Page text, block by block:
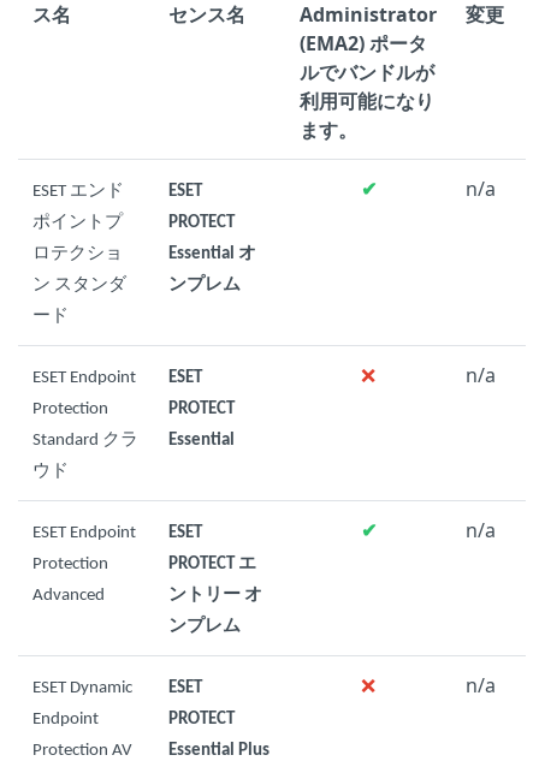
ス名
センス名
Administrator
(EMA2) ポータ
ルでバンドルが
利用可能になり
ます。
変更
ESET エンド
ポイントプ
ロテクショ
ン スタンダ
ード
ESET
PROTECT
Essential オ
ンプレム
✔ n/a
ESET Endpoint
Protection
Standard クラ
ウド
ESET
PROTECT
Essential
❌ n/a
ESET Endpoint
Protection
Advanced
ESET
PROTECT エ
ントリー オ
ンプレム
✔ n/a
ESET Dynamic
Endpoint
Protection AV
ESET
PROTECT
Essential Plus
❌ n/a